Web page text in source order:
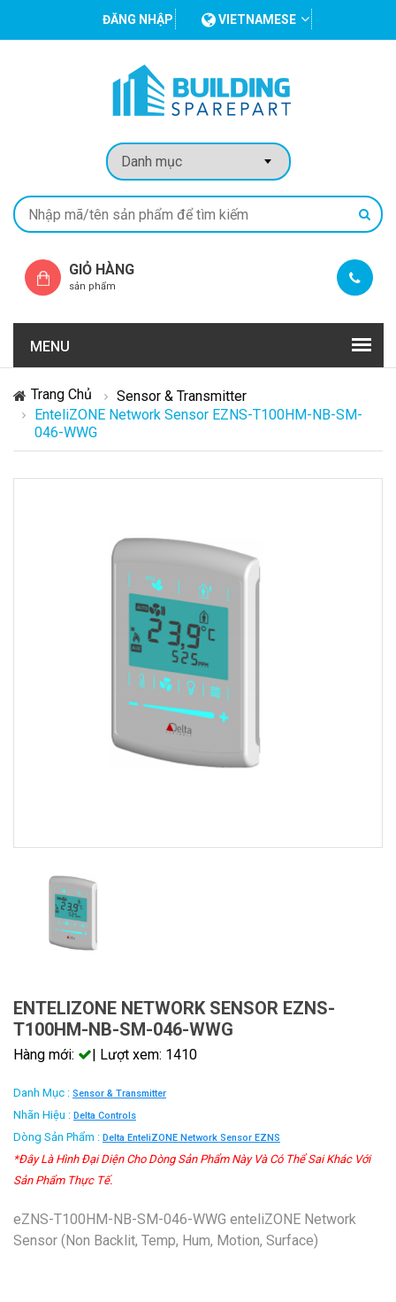
ĐĂNG NHẬP VIETNAMESE
GIỎ HÀNG
sản phẩm
MENU
Trang Chủ
Sensor & Transmitter
EnteliZONE Network Sensor EZNS-T100HM-NB-SM-
046-WWG
ENTELIZONE NETWORK SENSOR EZNS-
T100HM-NB-SM-046-WWG
Hàng mới: | Lượt xem: 1410
Danh Mục : Sensor & Transmitter
Nhãn Hiệu : Delta Controls
Dòng Sản Phẩm : Delta EnteliZONE Network Sensor EZNS
*Đây Là Hình Đại Diện Cho Dòng Sản Phẩm Này Và Có Thể Sai Khác Với
Sản Phẩm Thực Tế.
eZNS-T100HM-NB-SM-046-WWG enteliZONE Network
Sensor (Non Backlit, Temp, Hum, Motion, Surface)